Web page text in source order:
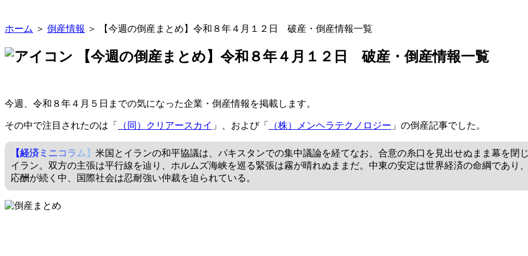
ホーム ＞ 倒産情報 ＞ 【今週の倒産まとめ】令和８年４月１２日 破産・倒産情報一覧
【今週の倒産まとめ】令和８年４月１２日 破産・倒産情報一覧
今週、令和８年４月５日までの気になった企業・倒産情報を掲載します。
その中で注目されたのは「 （同）クリアースカイ 」、および「 （株）メンヘラテクノロジー 」の倒産記事でした。
【経済ミニコラム】 米国とイランの和平協議は、パキスタンでの集中議論を経てなお、合意の糸口を見出せぬまま幕を閉
イラン。双方の主張は平行線を辿り、ホルムズ海峡を巡る緊張は霧が晴れぬままだ。中東の安定は世界経済の命綱であり
応酬が続く中、国際社会は忍耐強い仲裁を迫られている。